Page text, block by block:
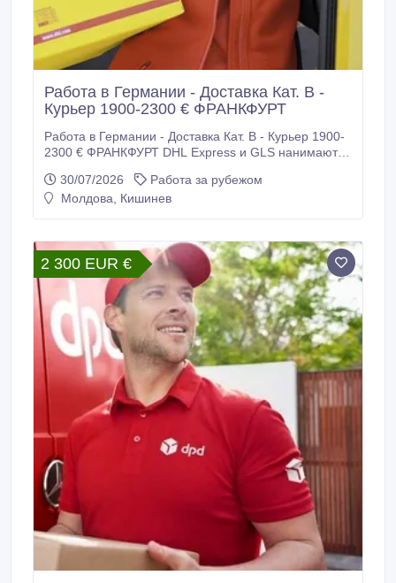
Работа в Германии - Доставка Кат. В -
Курьер 1900-2300 € ФРАНКФУРТ
Работа в Германии - Доставка Кат. В - Курьер 1900-
2300 € ФРАНКФУРТ DHL Express и GLS нанимают
Водители - курьеры категории В для доставки
посылок. Требования: - Возраст до 45 лет -
30/07/2026
Работа за рубежом
Молдова, Кишинев
2 300 EUR €